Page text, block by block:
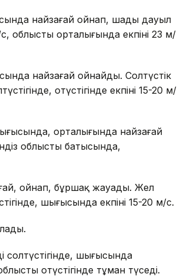
найзағай ойнап, шаңды дауыл
облыстың орталығында екпіні 23 м/
найзағай ойнайды. Солтүстік
оңтүстігінде екпіні 15-20 м/
орталығында найзағай
облыстың батысында,
ойнап, бұршақ жауады. Жел
шығысында екпіні 15-20 м/с.
солтүстігінде, шығысында
оңтүстігінде тұман түседі.